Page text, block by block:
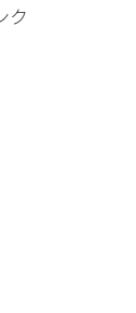
ク